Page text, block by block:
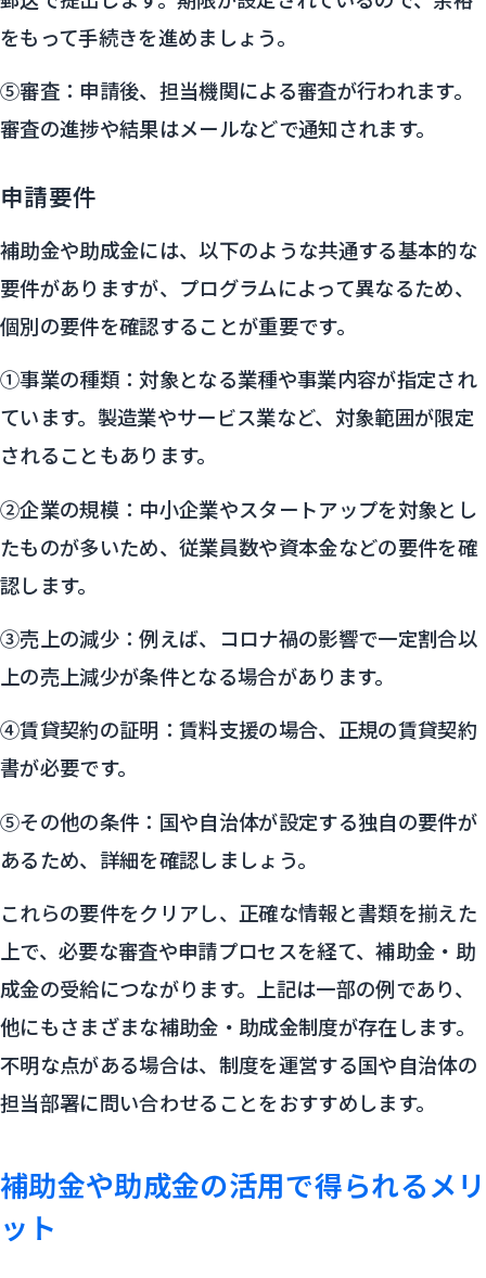
をもって手続きを進めましょう。
⑤審査：申請後、担当機関による審査が行われます。
審査の進捗や結果はメールなどで通知されます。
申請要件
補助金や助成金には、以下のような共通する基本的な
要件がありますが、プログラムによって異なるため、
個別の要件を確認することが重要です。
①事業の種類：対象となる業種や事業内容が指定され
ています。製造業やサービス業など、対象範囲が限定
されることもあります。
②企業の規模：中小企業やスタートアップを対象とし
たものが多いため、従業員数や資本金などの要件を確
認します。
③売上の減少：例えば、コロナ禍の影響で一定割合以
上の売上減少が条件となる場合があります。
④賃貸契約の証明：賃料支援の場合、正規の賃貸契約
書が必要です。
⑤その他の条件：国や自治体が設定する独自の要件が
あるため、詳細を確認しましょう。
これらの要件をクリアし、正確な情報と書類を揃えた
上で、必要な審査や申請プロセスを経て、補助金・助
成金の受給につながります。上記は一部の例であり、
他にもさまざまな補助金・助成金制度が存在します。
不明な点がある場合は、制度を運営する国や自治体の
担当部署に問い合わせることをおすすめします。
補助金や助成金の活用で得られるメリ
ット